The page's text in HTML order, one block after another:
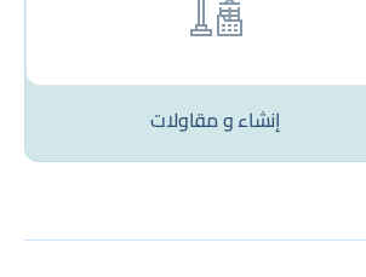
إنشاء و مقاولات